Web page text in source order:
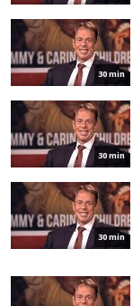
30 min
30 min
30 min